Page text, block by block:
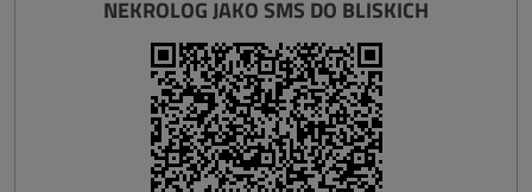
NEKROLOG JAKO SMS DO BLISKICH